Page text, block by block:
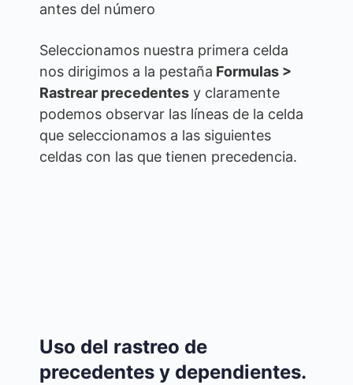
antes del número
Seleccionamos nuestra primera celda
nos dirigimos a la pestaña Formulas >
Rastrear precedentes y claramente
podemos observar las líneas de la celda
que seleccionamos a las siguientes
celdas con las que tienen precedencia.
Uso del rastreo de
precedentes y dependientes.